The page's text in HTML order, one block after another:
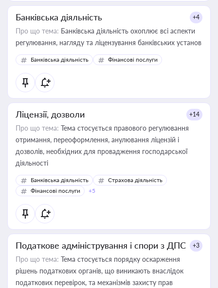
Банківська діяльність +4
Про що тема: Банківська діяльність охоплює всі аспекти
регулювання, нагляду та ліцензування банківських установ
Банківська діяльність Фінансові послуги
Ліцензії, дозволи +14
Про що тема: Тема стосується правового регулювання
отримання, переоформлення, анулювання ліцензій і
дозволів, необхідних для провадження господарської
діяльності
Банківська діяльність
Страхова діяльність
Фінансові послуги
+5
Податкове адміністрування і спори з ДПС +3
Про що тема: Тема стосується порядку оскарження
рішень податкових органів, що виникають внаслідок
податкових перевірок, та механізмів захисту прав